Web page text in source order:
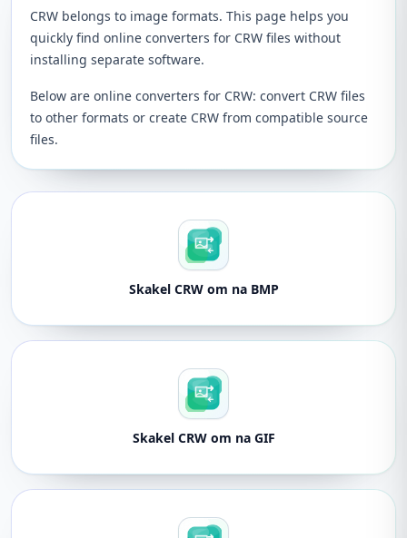
CRW belongs to image formats. This page helps you
quickly find online converters for CRW files without
installing separate software.
Below are online converters for CRW: convert CRW files
to other formats or create CRW from compatible source
files.
Skakel CRW om na BMP
Skakel CRW om na GIF